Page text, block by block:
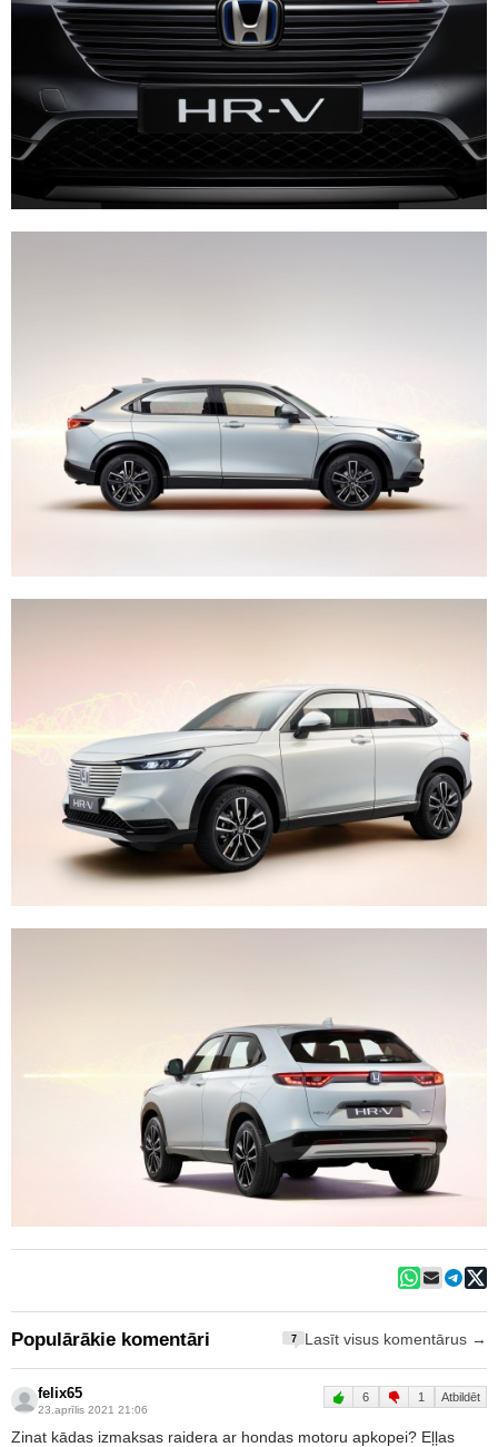
Populārākie komentāri 7 Lasīt visus komentārus →
felix65
23.aprīlis 2021 21:06
6 1 Atbildēt
Zinat kādas izmaksas raidera ar hondas motoru apkopei? Eļļas